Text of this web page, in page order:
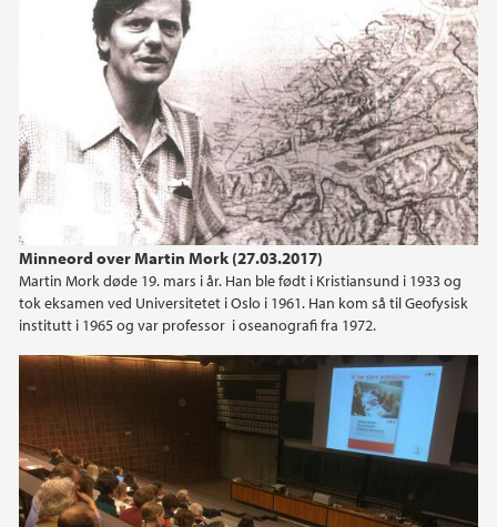
Minneord over Martin Mork (27.03.2017)
Martin Mork døde 19. mars i år. Han ble født i Kristiansund i 1933 og
tok eksamen ved Universitetet i Oslo i 1961. Han kom så til Geofysisk
institutt i 1965 og var professor i oseanografi fra 1972.
2018
2017
2016
2015
2014
2013
2011